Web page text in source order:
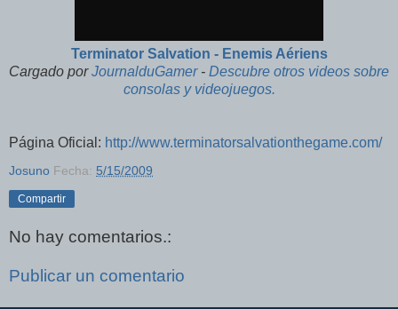
Terminator Salvation - Enemis Aériens
Cargado porJournalduGamer- Descubre otros videos sobre
consolas y videojuegos.
Página Oficial: http://www.terminatorsalvationthegame.com/
Josuno Fecha: 5/15/2009
Compartir
No hay comentarios.:
Publicar un comentario